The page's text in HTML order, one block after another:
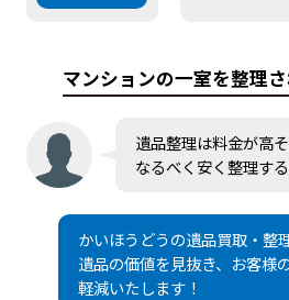
マンションの一室を整理
遺品整理は料金が高
なるべく安く整理す
かいほうどうの遺品買取・整
遺品の価値を見抜き、お客様
軽減いたします！